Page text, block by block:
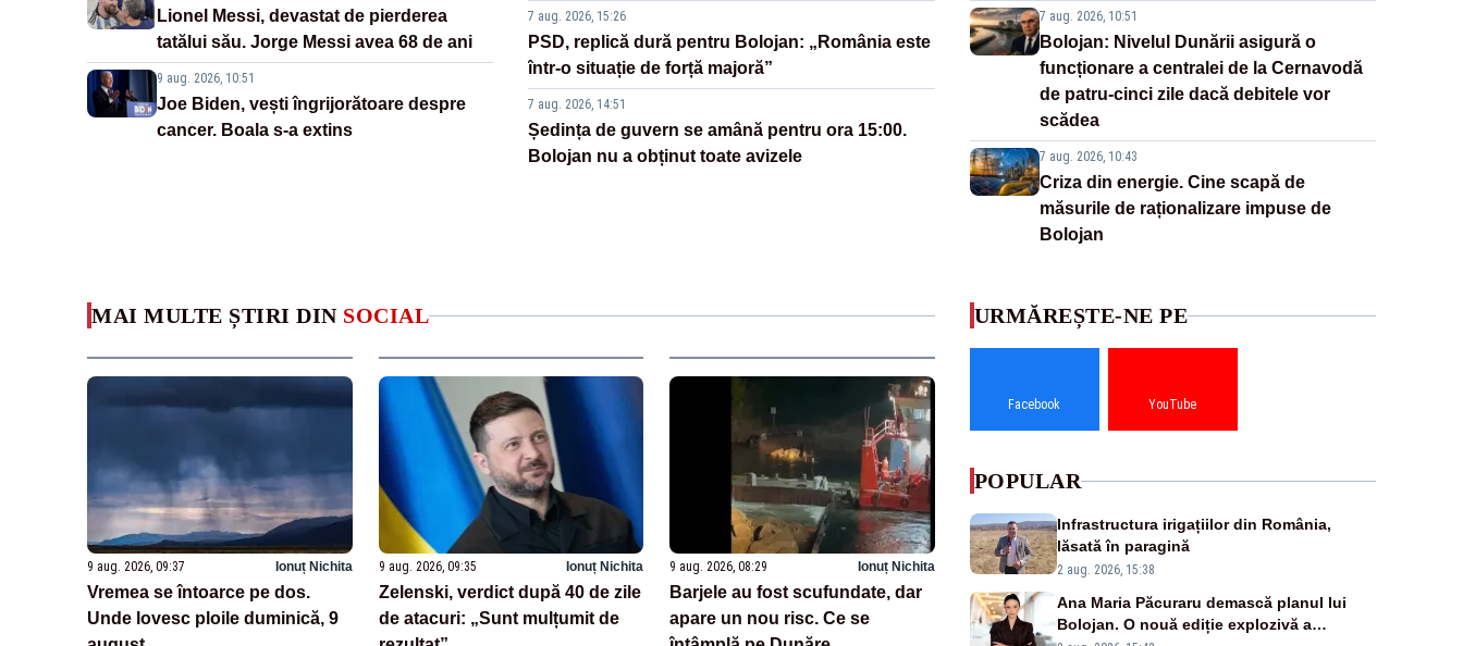
Lionel Messi, devastat de pierderea
tatălui său. Jorge Messi avea 68 de ani
9 aug. 2026, 10:51
Joe Biden, vești îngrijorătoare despre
cancer. Boala s-a extins
7 aug. 2026, 15:26
PSD, replică dură pentru Bolojan: „România este
într-o situație de forță majoră”
7 aug. 2026, 14:51
Ședința de guvern se amână pentru ora 15:00.
Bolojan nu a obținut toate avizele
7 aug. 2026, 10:51
Bolojan: Nivelul Dunării asigură o
funcționare a centralei de la Cernavodă
de patru-cinci zile dacă debitele vor
scădea
7 aug. 2026, 10:43
Criza din energie. Cine scapă de
măsurile de raționalizare impuse de
Bolojan
MAI MULTE ȘTIRI DIN SOCIAL
9 aug. 2026, 09:37 Ionuț Nichita
Vremea se întoarce pe dos.
Unde lovesc ploile duminică, 9
9 aug. 2026, 09:35 Ionuț Nichita
Zelenski, verdict după 40 de zile
de atacuri: „Sunt mulțumit de
9 aug. 2026, 08:29 Ionuț Nichita
Barjele au fost scufundate, dar
apare un nou risc. Ce se
URMĂREȘTE-NE PE
Facebook YouTube
POPULAR
Infrastructura irigațiilor din România,
lăsată în paragină
2 aug. 2026, 15:38
Ana Maria Păcuraru demască planul lui
Bolojan. O nouă ediție explozivă a